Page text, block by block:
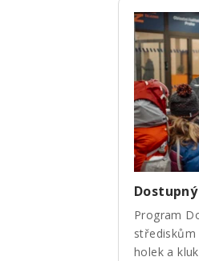
Program
střediskům
holek a